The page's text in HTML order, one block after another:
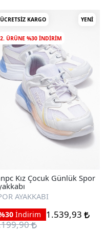
ÜCRETSIZ KARGO YENI
2. ÜRÜNE %30 INDIRIM
Kız Çocuk Günlük Spor
AYAKKABI
İndirim
1.539,93